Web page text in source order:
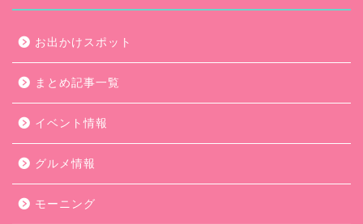
お出かけスポット
まとめ記事一覧
イベント情報
グルメ情報
モーニング